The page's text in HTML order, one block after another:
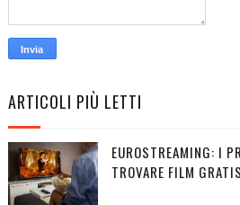
ARTICOLI PIÙ LETTI
EUROSTREAMING: I
TROVARE FILM GRATIS